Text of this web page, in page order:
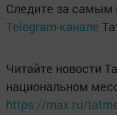
Следите за
Telegram-канале
Читайте новости
национальном
https://max.ru/